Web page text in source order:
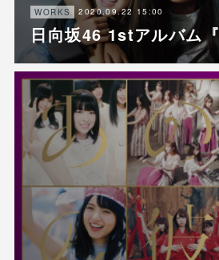
WORKS 2020.09.22 15:00
日向坂46 1stアルバム